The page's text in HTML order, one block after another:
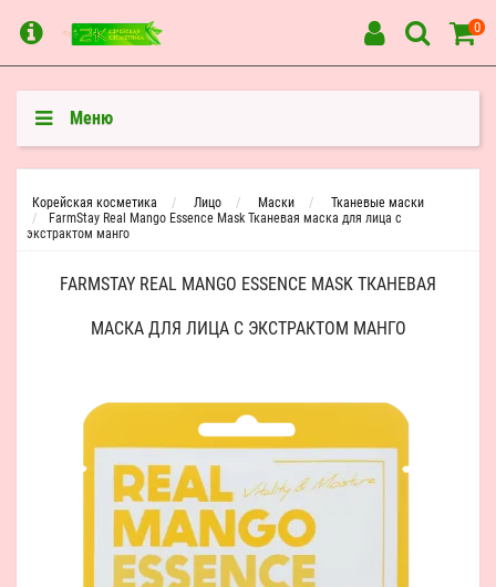
0
Меню
Корейская косметика Лицо Маски
Тканевые маски
FarmStay Real Mango Essence Mask Тканевая маска для лица с
экстрактом манго
FARMSTAY REAL MANGO ESSENCE MASK ТКАНЕВАЯ
МАСКА ДЛЯ ЛИЦА С ЭКСТРАКТОМ МАНГО